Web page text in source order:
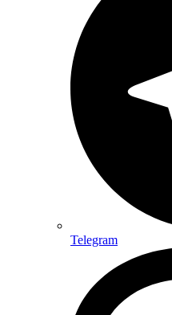
Telegram